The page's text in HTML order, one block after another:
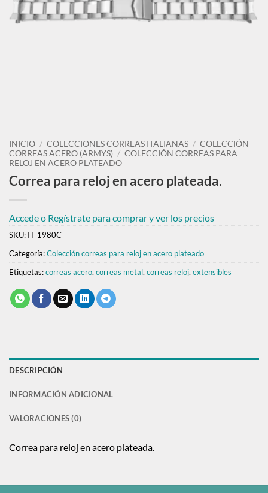
INICIO / COLECCIONES CORREAS ITALIANAS / COLECCIÓN
CORREAS ACERO (ARMYS) / COLECCIÓN CORREAS PARA
RELOJ EN ACERO PLATEADO
Correa para reloj en acero plateada.
Accede o Regístrate para comprar y ver los precios
SKU: IT-1980C
Categoría:Colección correas para reloj en acero plateado
Etiquetas:correas acero, correas metal, correas reloj, extensibles
DESCRIPCIÓN
INFORMACIÓN ADICIONAL
VALORACIONES (0)
Correa para reloj en acero plateada.